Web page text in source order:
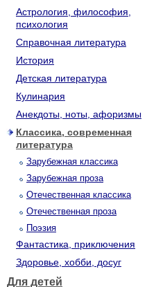
Астрология, философия,
психология
Справочная литература
История
Детская литература
Кулинария
Анекдоты, ноты, афоризмы
Классика, современная
литература
Зарубежная классика
Зарубежная проза
Отечественная классика
Отечественная проза
Поэзия
Фантастика, приключения
Здоровье, хобби, досуг
Для детей